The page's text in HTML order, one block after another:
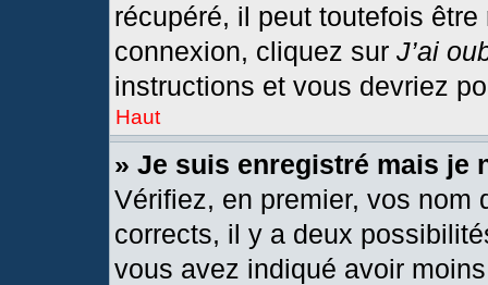
récupéré, il peut toutefois
connexion, cliquez sur J’ai
instructions et vous devriez
Haut
» Je suis enregistré mais je
Vérifiez, en premier, vos nom
corrects, il y a deux
vous avez indiqué avoir